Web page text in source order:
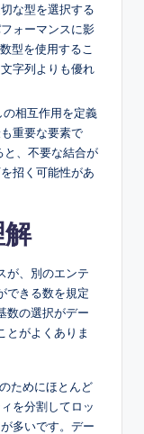
な型を選択する
ォーマンスに影
型を使用するこ
字列よりも優れ
の相互作用を定義
重要な要素で
と、不要な結合が
招く可能性があ
が、別のエンテ
できる数を規定
数の選択がデー
とがよくありま
ためにほとんど
を分割してロッ
多いです。デー